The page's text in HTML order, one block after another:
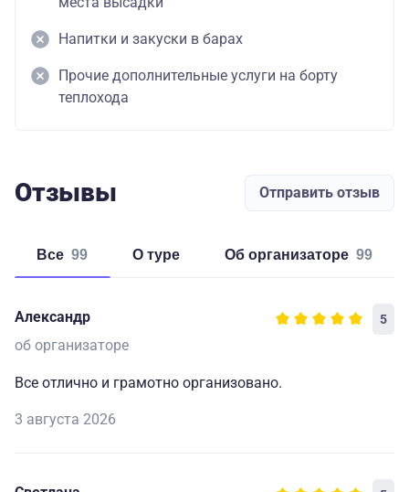
Напитки и закуски в барах
Прочие дополнительные услуги на борту
теплохода
Отзывы Отправить отзыв
Все 99 о туре об организаторе 99
Александр 5
об организаторе
Все отлично и грамотно организовано.
3 августа 2026